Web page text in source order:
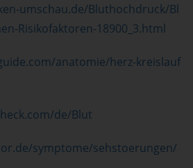
umschau.de/Bluthochdruck/Bl
Risikofaktoren-18900_3.html
anatomie/herz-kreislauf
de/Blut
symptome/sehstoerungen/